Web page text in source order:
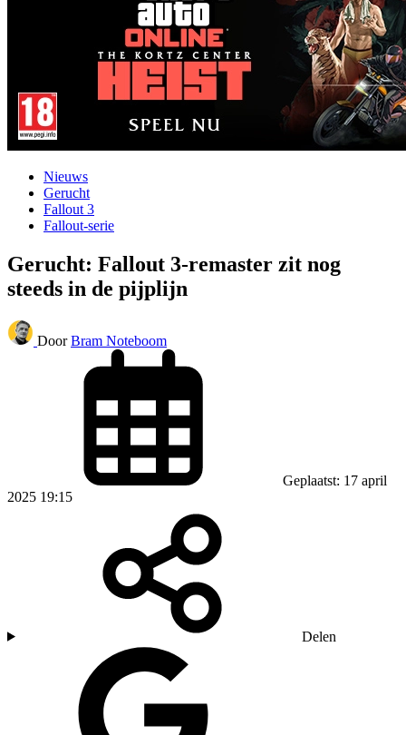
Nieuws
Gerucht
Fallout 3
Fallout-serie
Gerucht: Fallout 3-remaster zit nog
steeds in de pijplijn
Door Bram Noteboom
Geplaatst: 17 april
2025 19:15
Delen